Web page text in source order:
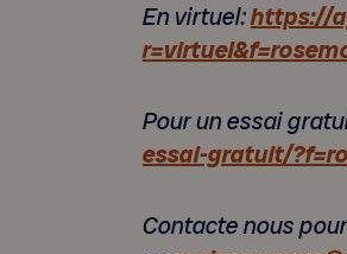
En virtuel:https://
Pour un essai
essai-gratuit/
Contacte nous